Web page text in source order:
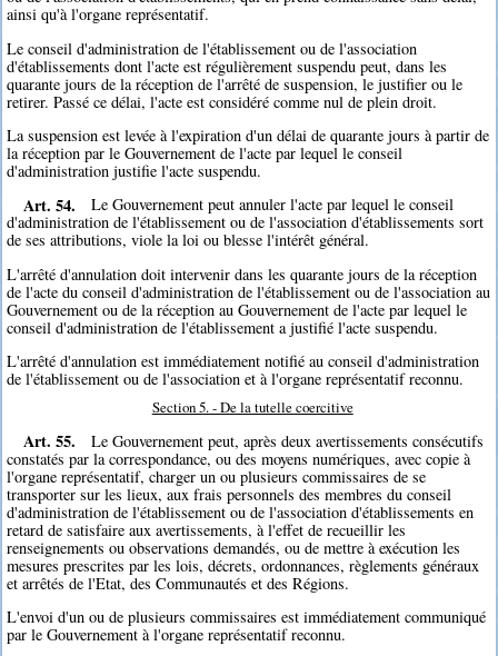
ainsi qu'à l'organe représentatif.
Le conseil d'administration de l'établissement ou de l'association
d'établissements dont l'acte est régulièrement suspendu peut, dans les
quarante jours de la réception de l'arrêté de suspension, le justifier ou le
retirer. Passé ce délai, l'acte est considéré comme nul de plein droit.
La suspension est levée à l'expiration d'un délai de quarante jours à partir de
la réception par le Gouvernement de l'acte par lequel le conseil
d'administration justifie l'acte suspendu.
Art. 54.
Le Gouvernement peut annuler l'acte par lequel le conseil
d'administration de l'établissement ou de l'association d'établissements sort
de ses attributions, viole la loi ou blesse l'intérêt général.
L'arrêté d'annulation doit intervenir dans les quarante jours de la réception
de l'acte du conseil d'administration de l'établissement ou de l'association au
Gouvernement ou de la réception au Gouvernement de l'acte par lequel le
conseil d'administration de l'établissement a justifié l'acte suspendu.
L'arrêté d'annulation est immédiatement notifié au conseil d'administration
de l'établissement ou de l'association et à l'organe représentatif reconnu.
Section 5. - De la tutelle coercitive
Art. 55.
Le Gouvernement peut, après deux avertissements consécutifs
constatés par la correspondance, ou des moyens numériques, avec copie à
l'organe représentatif, charger un ou plusieurs commissaires de se
transporter sur les lieux, aux frais personnels des membres du conseil
d'administration de l'établissement ou de l'association d'établissements en
retard de satisfaire aux avertissements, à l'effet de recueillir les
renseignements ou observations demandés, ou de mettre à exécution les
mesures prescrites par les lois, décrets, ordonnances, règlements généraux
et arrêtés de l'Etat, des Communautés et des Régions.
L'envoi d'un ou de plusieurs commissaires est immédiatement communiqué
par le Gouvernement à l'organe représentatif reconnu.